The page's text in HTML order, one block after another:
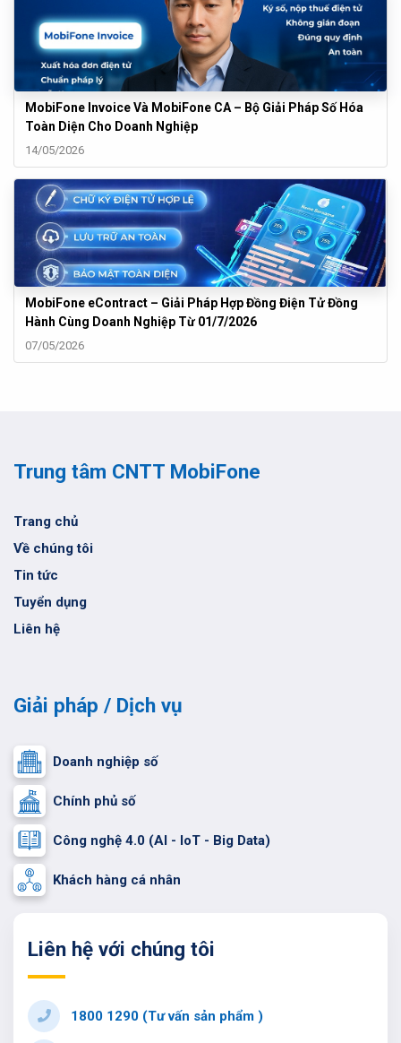
MobiFone Invoice Và MobiFone CA – Bộ Giải Pháp Số Hóa
Toàn Diện Cho Doanh Nghiệp
14/05/2026
MobiFone eContract – Giải Pháp Hợp Đồng Điện Tử Đồng
Hành Cùng Doanh Nghiệp Từ 01/7/2026
07/05/2026
Trung tâm CNTT MobiFone
Trang chủ
Về chúng tôi
Tin tức
Tuyển dụng
Liên hệ
Giải pháp / Dịch vụ
Doanh nghiệp số
Chính phủ số
Công nghệ 4.0 (AI - IoT - Big Data)
Khách hàng cá nhân
Liên hệ với chúng tôi
1800 1290 (Tư vấn sản phẩm )